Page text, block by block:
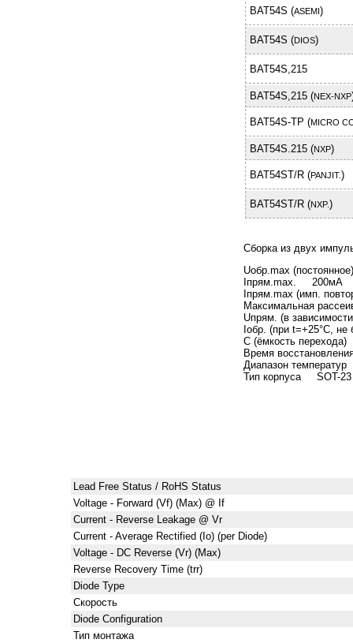
BAT54S (ASEMI)
BAT54S (DIOS)
BAT54S,215
BAT54S,215 (NEX-NXP
BAT54S-TP (MICRO
BAT54S.215 (NXP)
BAT54ST/R (PANJIT.)
BAT54ST/R (NXP.)
Cборка из двух
Uобр.max
Iпрям.max. 200мА
Iпрям.max (имп.
Максимальная
Uпрям. (в
Iобр. (при t=+25°C,
C (ёмкость
Время
Диапазон
Тип корпуса SOT-23
Lead Free Status / RoHS Status
Voltage - Forward (Vf) (Max) @ If
Current - Reverse Leakage @ Vr
Current - Average Rectified (Io) (per Diode)
Voltage - DC Reverse (Vr) (Max)
Reverse Recovery Time (trr)
Diode Type
Скорость
Diode Configuration
Тип монтажа